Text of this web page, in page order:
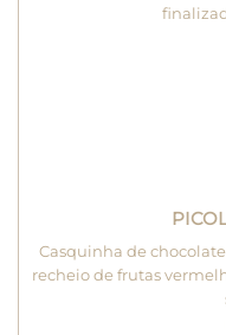
Casquinha de
recheio de frutas